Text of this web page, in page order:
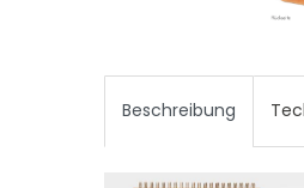
Beschreibung